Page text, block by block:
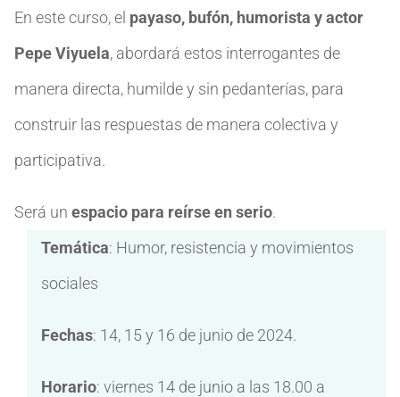
En este curso, el payaso, bufón, humorista y actor
Pepe Viyuela, abordará estos interrogantes de
manera directa, humilde y sin pedanterías, para
construir las respuestas de manera colectiva y
participativa.
Será un espacio para reírse en serio.
Temática: Humor, resistencia y movimientos
sociales
Fechas: 14, 15 y 16 de junio de 2024.
Horario: viernes 14 de junio a las 18.00 a